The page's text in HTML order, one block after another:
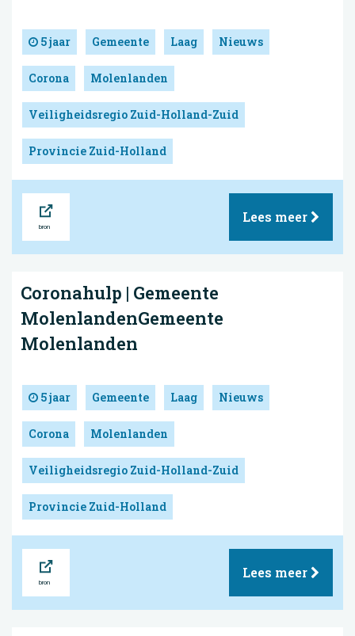
5 jaar Gemeente Laag Nieuws
Corona Molenlanden
Veiligheidsregio Zuid-Holland-Zuid
Provincie Zuid-Holland
Lees meer
Coronahulp | Gemeente
MolenlandenGemeente
Molenlanden
5 jaar Gemeente Laag Nieuws
Corona Molenlanden
Veiligheidsregio Zuid-Holland-Zuid
Provincie Zuid-Holland
Lees meer